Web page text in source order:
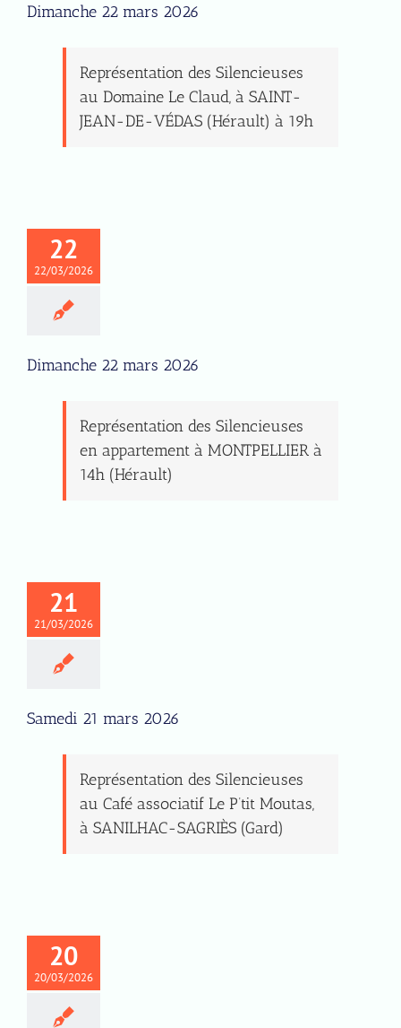
Dimanche 22 mars 2026
Représentation des Silencieuses
au Domaine Le Claud, à SAINT-
JEAN-DE-VÉDAS (Hérault) à 19h
22
22/03/2026
Dimanche 22 mars 2026
Représentation des Silencieuses
en appartement à MONTPELLIER à
14h (Hérault)
21
21/03/2026
Samedi 21 mars 2026
Représentation des Silencieuses
au Café associatif Le P’tit Moutas,
à SANILHAC-SAGRIÈS (Gard)
20
20/03/2026